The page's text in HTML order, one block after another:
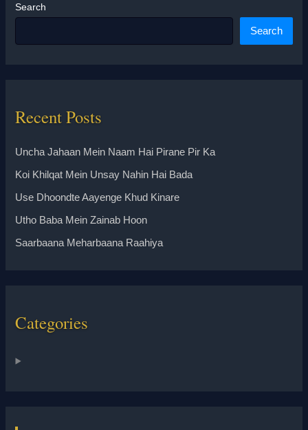
Search
Search
Recent Posts
Uncha Jahaan Mein Naam Hai Pirane Pir Ka
Koi Khilqat Mein Unsay Nahin Hai Bada
Use Dhoondte Aayenge Khud Kinare
Utho Baba Mein Zainab Hoon
Saarbaana Meharbaana Raahiya
Categories